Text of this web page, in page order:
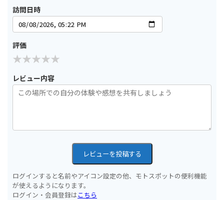
訪問日時
評価
レビュー内容
レビューを投稿する
ログインすると名前やアイコン設定の他、モトスポットの便利機能
が使えるようになります。
ログイン・会員登録はこちら